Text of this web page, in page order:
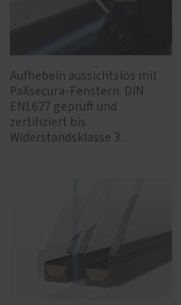
Aufhebeln aussichtslos mit
PaXsecura-Fenstern. DIN
EN1627 geprüft und
zertifiziert bis
Widerstandsklasse 3.